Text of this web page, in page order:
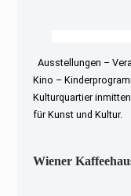
Ausstellungen –
Kino –
Kulturquartier
für Kunst und Kultur.
Wiener